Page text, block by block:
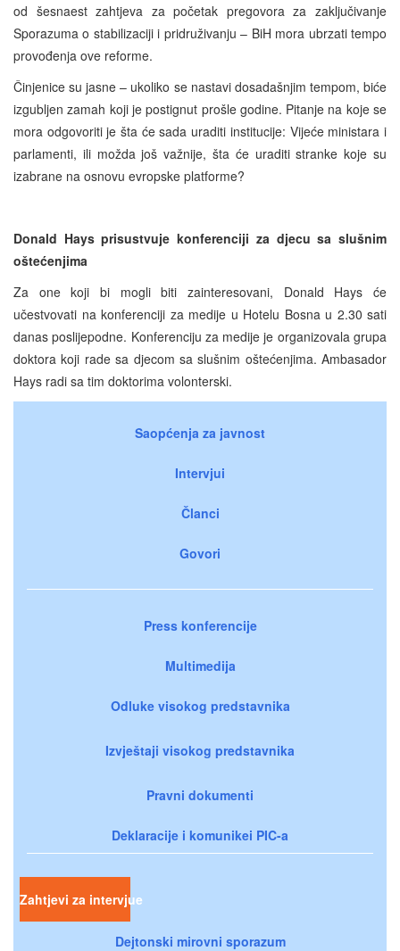
od šesnaest zahtjeva za početak pregovora za zaključivanje
Sporazuma o stabilizaciji i pridruživanju – BiH mora ubrzati tempo
provođenja ove reforme.
Činjenice su jasne – ukoliko se nastavi dosadašnjim tempom, biće
izgubljen zamah koji je postignut prošle godine. Pitanje na koje se
mora odgovoriti je šta će sada uraditi institucije: Vijeće ministara i
parlamenti, ili možda još važnije, šta će uraditi stranke koje su
izabrane na osnovu evropske platforme?
Donald Hays prisustvuje konferenciji za djecu sa slušnim
oštećenjima
Za one koji bi mogli biti zainteresovani, Donald Hays će
učestvovati na konferenciji za medije u Hotelu Bosna u 2.30 sati
danas poslijepodne. Konferenciju za medije je organizovala grupa
doktora koji rade sa djecom sa slušnim oštećenjima. Ambasador
Hays radi sa tim doktorima volonterski.
Saopćenja za javnost
Intervjui
Članci
Govori
Press konferencije
Multimedija
Odluke visokog predstavnika
Izvještaji visokog predstavnika
Pravni dokumenti
Deklaracije i komunikei PIC-a
Zahtjevi za intervjue
Dejtonski mirovni sporazum